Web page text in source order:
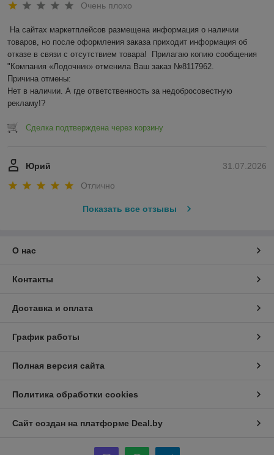
Очень плохо
На сайтах маркетплейсов размещена информация о наличии
товаров, но после оформления заказа приходит информация об
отказе в связи с отсутствием товара!  Прилагаю копию сообщения
"Компания «Лодочник» отменила Ваш заказ №8117962.
Причина отмены:
Нет в наличии. А где ответственность за недобросовестную
рекламу!?
Сделка подтверждена через корзину
31.07.2026
Юрий
Отлично
Показать все отзывы
О нас
Контакты
Доставка и оплата
График работы
Полная версия сайта
Политика обработки cookies
Сайт создан на платформе Deal.by